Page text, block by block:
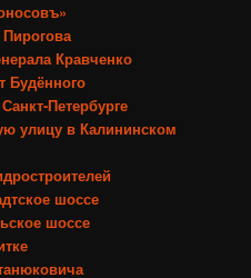
Кравченко
Будённого
Петербурге
улицу в Калининском
шоссе
шоссе